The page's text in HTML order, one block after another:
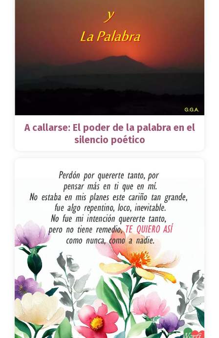
A callarse: El poder de la palabra en el
silencio poético